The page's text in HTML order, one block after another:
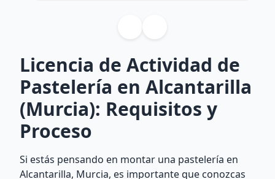
Licencia de Actividad de
Pastelería en Alcantarilla
(Murcia): Requisitos y
Proceso
Si estás pensando en montar una pastelería en
Alcantarilla, Murcia, es importante que conozcas